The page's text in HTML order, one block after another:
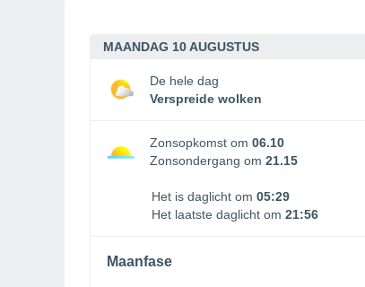
MAANDAG 10 AUGUSTUS
De hele dag
Verspreide wolken
Zonsopkomst om 06.10
Zonsondergang om 21.15
Het is daglicht om 05:29
Het laatste daglicht om 21:56
Maanfase